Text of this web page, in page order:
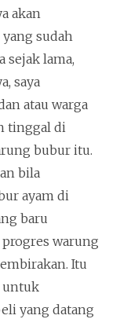
akan
sudah
sejak lama,
saya
atau warga
tinggal di
bubur itu.
bila
ayam di
baru
warung
Itu
untuk
yang datang